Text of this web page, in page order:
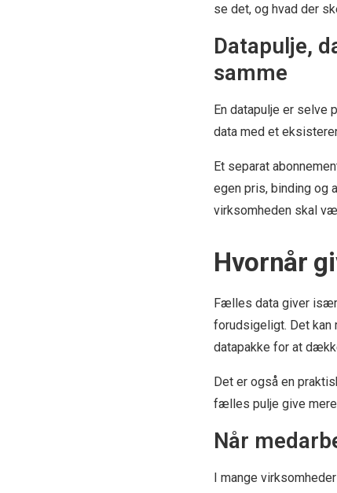
se det, og hvad der
Datapulje,
samme
En datapulje er selve
data med et
Et separat
egen pris, binding og
virksomheden skal
Hvornår
Fælles data giver især
forudsigeligt. Det kan
datapakke for at
Det er også en
fælles pulje give mere
Når
I mange